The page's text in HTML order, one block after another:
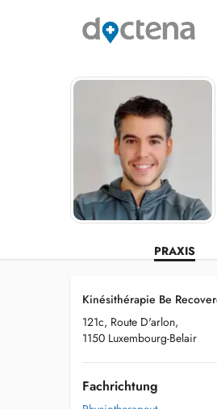
PRAXIS
Kinésithérapie Be
121c, Route D'arlon,
1150 Luxembourg-Belair
Fachrichtung